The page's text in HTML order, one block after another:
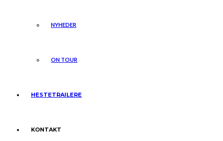
NYHEDER
ON TOUR
HESTETRAILERE
KONTAKT